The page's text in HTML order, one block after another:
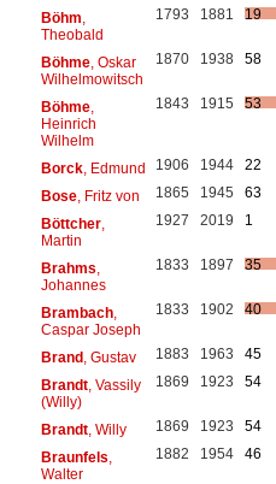
Böhm
Theobald
1793 1881 19
Böhme, Oskar
Wilhelmowitsch
1870 1938 58
Böhme,
Heinrich
Wilhelm
1843 1915 53
Borck, Edmund 1906 1944
22
Bose, Fritz von 1865 1945
63
Böttcher,
Martin
1927 2019 1
Brahms
Johannes
1833 1897 35
Brambach,
Caspar Joseph
1833 1902 40
Brand, Gustav 1883 1963
45
Brandt, Vassily
(Willy)
1869 1923 54
Brandt, Willy 1869 1923
54
Braunfels
Walter
1882 1954 46